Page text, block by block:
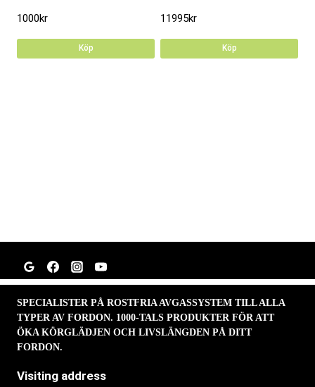
1000kr
Köp
11995kr
Köp
SPECIALISTER PÅ ROSTFRIA AVGASSYSTEM TILL ALLA
TYPER AV FORDON. 1000-TALS PRODUKTER FÖR ATT
ÖKA KÖRGLÄDJEN OCH LIVSLÄNGDEN PÅ DITT
FORDON.
Visiting address